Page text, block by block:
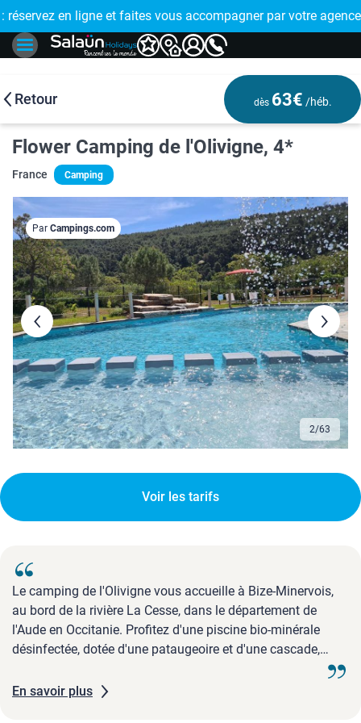
!
: réservez en ligne et faites vous accompagner par votre
🤩
Retour dès 63€ /héb.
Flower Camping de l'Olivigne, 4*
France Camping
2/63
Par Campings.com
Voir les tarifs
Le camping de l'Olivigne vous accueille à Bize-Minervois,
au bord de la rivière La Cesse, dans le département de
l'Aude en Occitanie. Profitez d'une piscine bio-minérale
désinfectée, dotée d'une pataugeoire et d'une cascade,
programme varié d'animations est proposé : club enfants
En savoir plus